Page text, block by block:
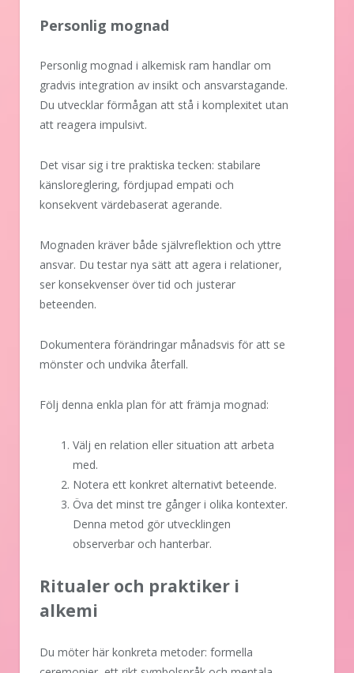
Personlig mognad
Personlig mognad i alkemisk ram handlar om
gradvis integration av insikt och ansvarstagande.
Du utvecklar förmågan att stå i komplexitet utan
att reagera impulsivt.
Det visar sig i tre praktiska tecken: stabilare
känsloreglering, fördjupad empati och
konsekvent värdebaserat agerande.
Mognaden kräver både självreflektion och yttre
ansvar. Du testar nya sätt att agera i relationer,
ser konsekvenser över tid och justerar
beteenden.
Dokumentera förändringar månadsvis för att se
mönster och undvika återfall.
Följ denna enkla plan för att främja mognad:
Välj en relation eller situation att arbeta
med.
Notera ett konkret alternativt beteende.
Öva det minst tre gånger i olika kontexter.
Denna metod gör utvecklingen
observerbar och hanterbar.
Ritualer och praktiker i
alkemi
Du möter här konkreta metoder: formella